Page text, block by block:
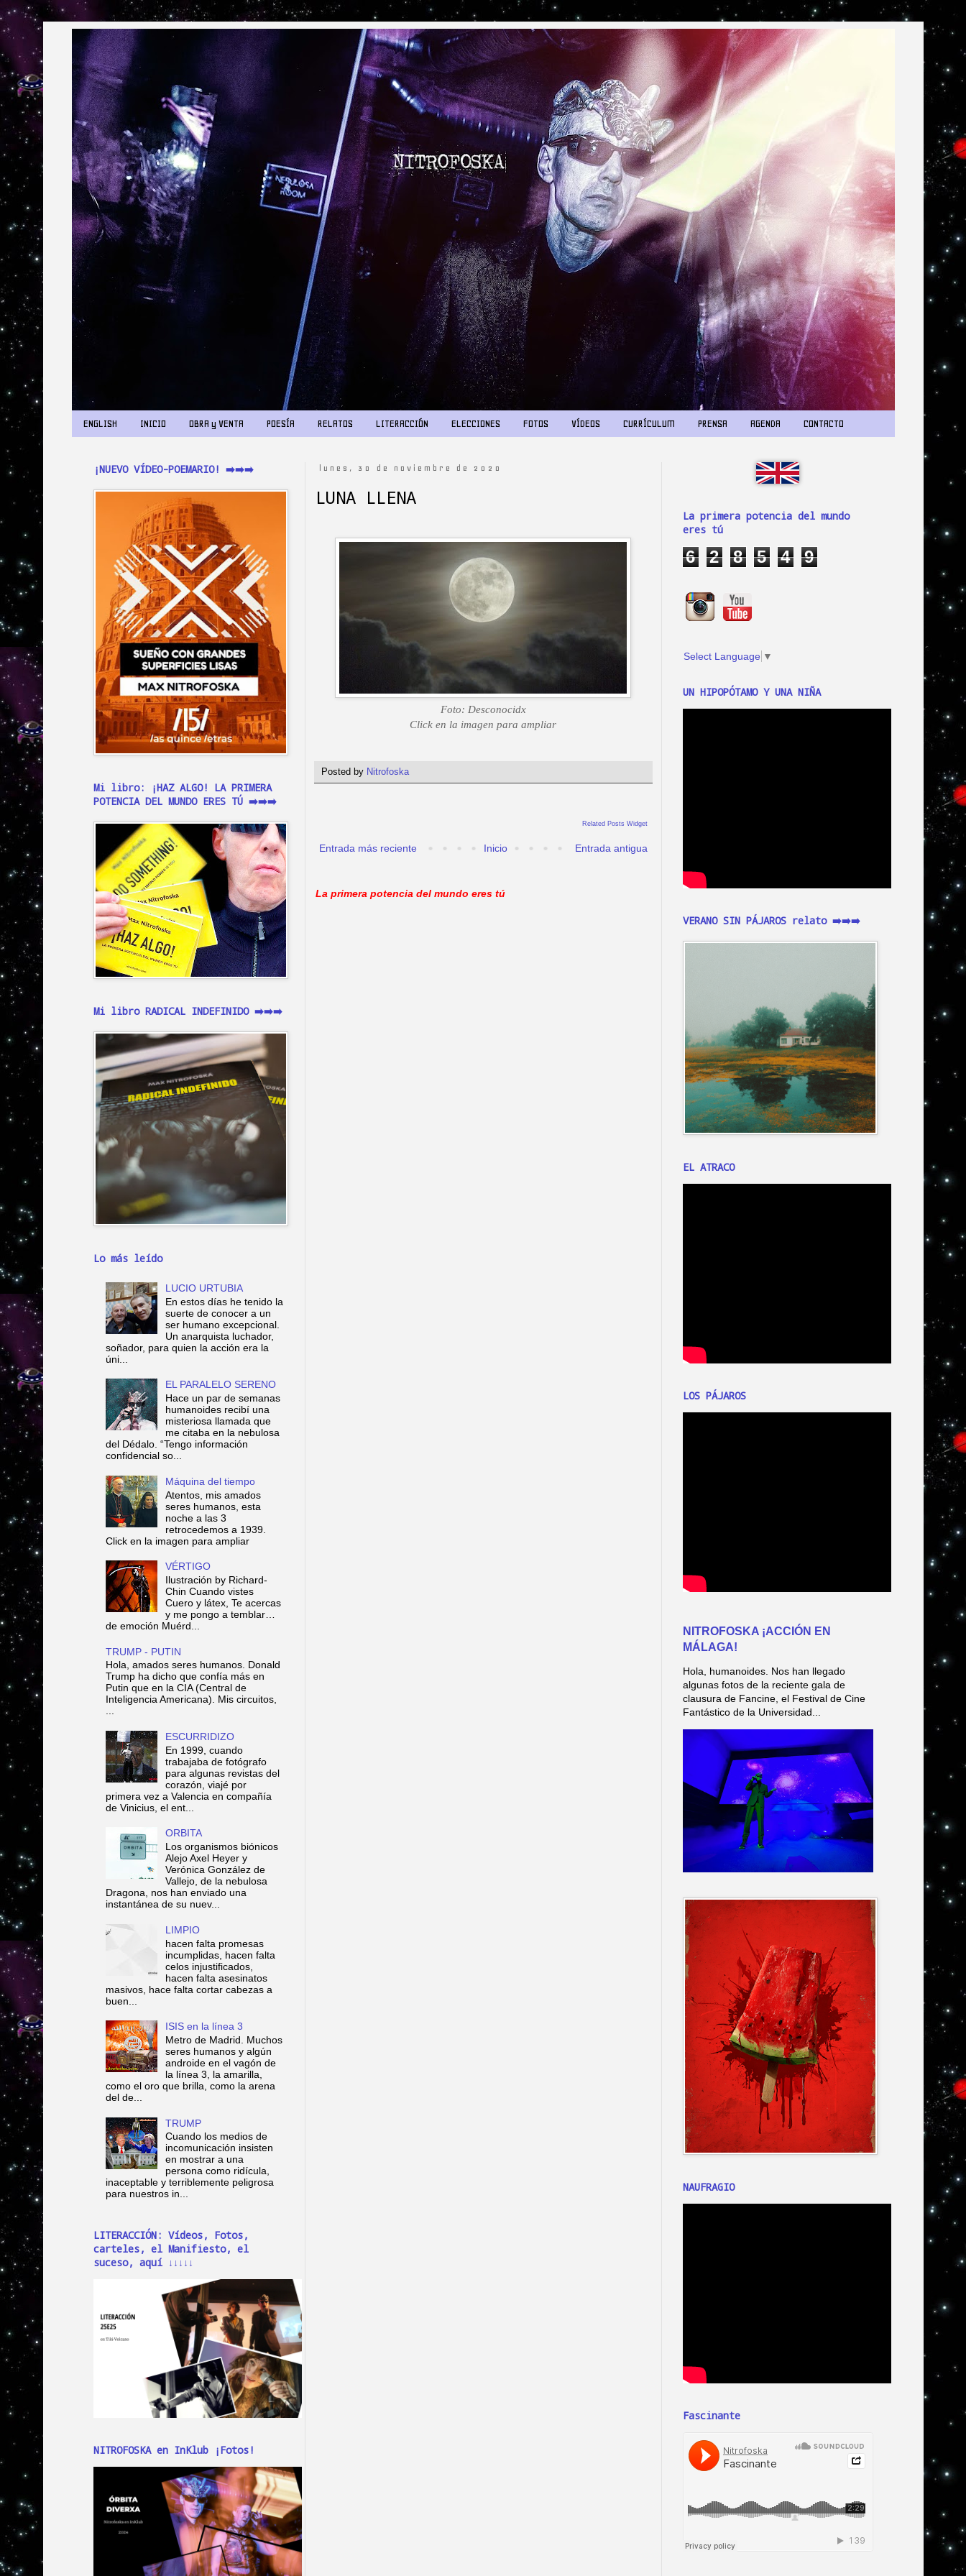
ENGLISH INICIO OBRA y VENTA POESÍA RELATOS LITERACCIÓN ELECCIONES FOTOS VÍDEOS CURRÍCULUM PRENSA AGENDA CONTACTO
lunes, 30 de noviembre de 2020
LUNA LLENA
Foto: Desconocidx
Click en la imagen para ampliar
Posted by Nitrofoska
Related Posts Widget
Entrada más reciente Entrada antigua
Inicio
La primera potencia del mundo eres tú
¡NUEVO VÍDEO-POEMARIO! ➡️➡️➡️
Mi libro: ¡HAZ ALGO! LA PRIMERA
POTENCIA DEL MUNDO ERES TÚ ➡️➡️➡️
Mi libro RADICAL INDEFINIDO ➡️➡️➡️
Lo más leído
LUCIO URTUBIA
En estos días he tenido la
suerte de conocer a un
ser humano excepcional.
Un anarquista luchador,
soñador, para quien la acción era la
úni...
EL PARALELO SERENO
Hace un par de semanas
humanoides recibí una
misteriosa llamada que
me citaba en la nebulosa
del Dédalo. “Tengo información
confidencial so...
Máquina del tiempo
Atentos, mis amados
seres humanos, esta
noche a las 3
retrocedemos a 1939.
Click en la imagen para ampliar
VÉRTIGO
Ilustración by Richard-
Chin Cuando vistes
Cuero y látex, Te acercas
y me pongo a temblar…
de emoción Muérd...
TRUMP - PUTIN
Hola, amados seres humanos. Donald
Trump ha dicho que confía más en
Putin que en la CIA (Central de
Inteligencia Americana). Mis circuitos,
...
ESCURRIDIZO
En 1999, cuando
trabajaba de fotógrafo
para algunas revistas del
corazón, viajé por
primera vez a Valencia en compañía
de Vinicius, el ent...
ORBITA
Los organismos biónicos
Alejo Axel Heyer y
Verónica González de
Vallejo, de la nebulosa
Dragona, nos han enviado una
instantánea de su nuev...
LIMPIO
hacen falta promesas
incumplidas, hacen falta
celos injustificados,
hacen falta asesinatos
masivos, hace falta cortar cabezas a
buen...
ISIS en la línea 3
Metro de Madrid. Muchos
seres humanos y algún
androide en el vagón de
la línea 3, la amarilla,
como el oro que brilla, como la arena
del de...
TRUMP
Cuando los medios de
incomunicación insisten
en mostrar a una
persona como ridícula,
inaceptable y terriblemente peligrosa
para nuestros in...
LITERACCIÓN: Vídeos, Fotos,
carteles, el Manifiesto, el
suceso, aquí ↓↓↓↓↓
NITROFOSKA en InKlub ¡Fotos!
La primera potencia del mundo
eres tú
6 2 8 5 4 9
Select Language ▼
UN HIPOPÓTAMO Y UNA NIÑA
VERANO SIN PÁJAROS relato ➡️➡️➡️
EL ATRACO
LOS PÁJAROS
NITROFOSKA ¡ACCIÓN EN
MÁLAGA!
Hola, humanoides. Nos han llegado
algunas fotos de la reciente gala de
clausura de Fancine, el Festival de Cine
Fantástico de la Universidad...
NAUFRAGIO
Fascinante